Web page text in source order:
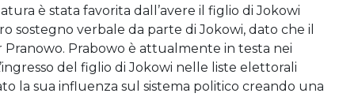
è stata favorita dall’avere il figlio di Jokowi
sostegno verbale da parte di Jokowi, dato che il
Prabowo è attualmente in testa nei
del figlio di Jokowi nelle liste elettorali
la sua influenza sul sistema politico creando una